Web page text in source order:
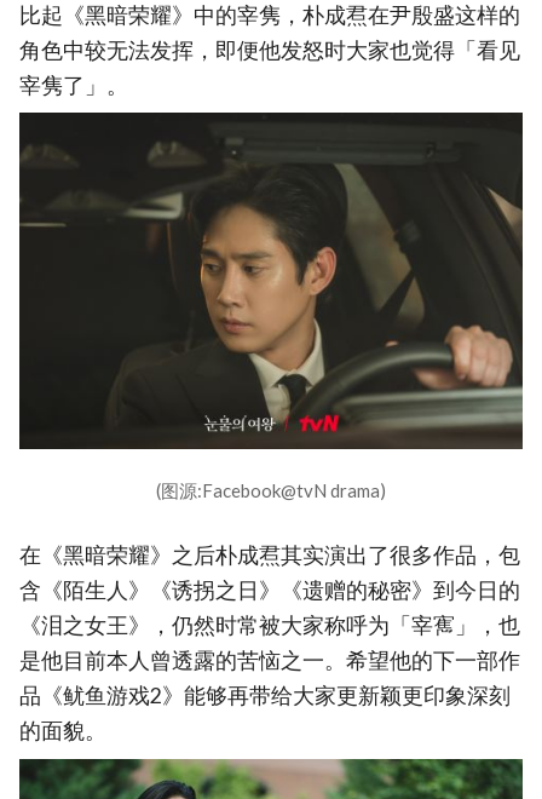
比起《黑暗荣耀》中的宰隽，朴成焄在尹殷盛这样的
角色中较无法发挥，即便他发怒时大家也觉得「看见
宰隽了」。
(图源:Facebook@tvN drama)
在《黑暗荣耀》之后朴成焄其实演出了很多作品，包
含《陌生人》《诱拐之日》《遗赠的秘密》到今日的
《泪之女王》，仍然时常被大家称呼为「宰寯」，也
是他目前本人曾透露的苦恼之一。希望他的下一部作
品《鱿鱼游戏2》能够再带给大家更新颖更印象深刻
的面貌。